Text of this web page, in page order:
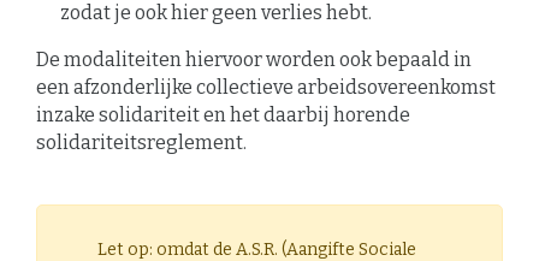
zodat je ook hier geen verlies hebt.
De modaliteiten hiervoor worden ook bepaald in
een afzonderlijke collectieve arbeidsovereenkomst
inzake solidariteit en het daarbij horende
solidariteitsreglement.
Let op: omdat de A.S.R. (Aangifte Sociale